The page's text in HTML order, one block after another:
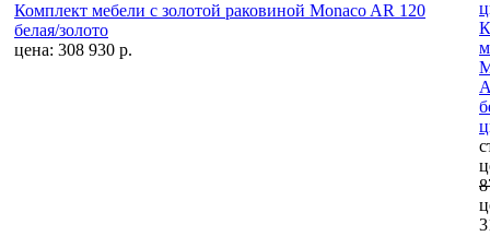
Комплект мебели с золотой раковиной Monaco AR 120
белая/золото
цена: 308 930 р.